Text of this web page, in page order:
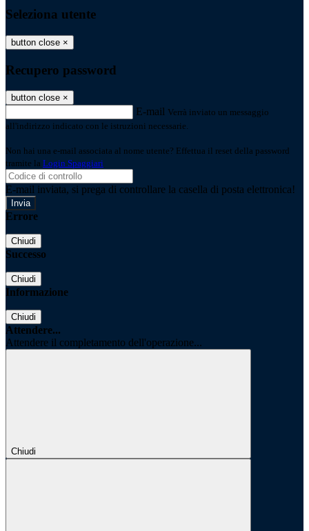
Seleziona utente
button close ×
Recupero password
button close ×
E-mail Verrà inviato un messaggio
all'indirizzo indicato con le istruzioni necessarie.
Non hai una e-mail associata al nome utente? Effettua il reset della password
tramite la Login Spaggiari
E-mail inviata, si prega di controllare la casella di posta elettronica!
Errore
Chiudi
Successo
Chiudi
Informazione
Chiudi
Attendere...
Attendere il completamento dell'operazione...
Chiudi